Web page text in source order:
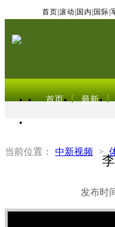
首页 滚动 国内 国际
首页 最新
当前位置： 中新视频 >
发布时